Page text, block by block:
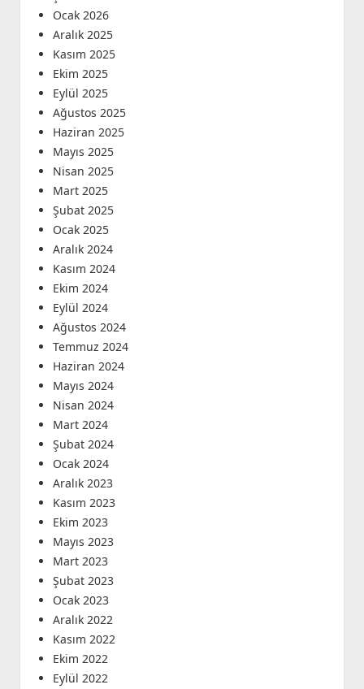
Ocak 2026
Aralık 2025
Kasım 2025
Ekim 2025
Eylül 2025
Ağustos 2025
Haziran 2025
Mayıs 2025
Nisan 2025
Mart 2025
Şubat 2025
Ocak 2025
Aralık 2024
Kasım 2024
Ekim 2024
Eylül 2024
Ağustos 2024
Temmuz 2024
Haziran 2024
Mayıs 2024
Nisan 2024
Mart 2024
Şubat 2024
Ocak 2024
Aralık 2023
Kasım 2023
Ekim 2023
Mayıs 2023
Mart 2023
Şubat 2023
Ocak 2023
Aralık 2022
Kasım 2022
Ekim 2022
Eylül 2022